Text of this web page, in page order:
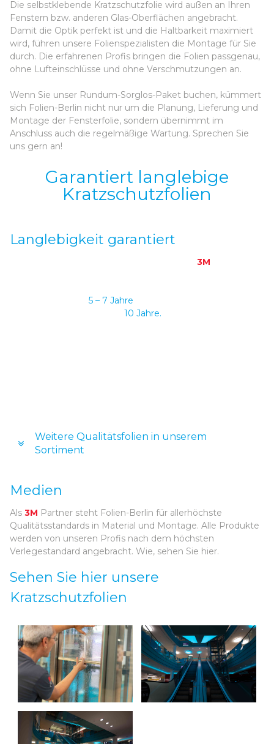
Die selbstklebende Kratzschutzfolie wird außen an Ihren
Fenstern bzw. anderen Glas-Oberflächen angebracht.
Damit die Optik perfekt ist und die Haltbarkeit maximiert
wird, führen unsere Folienspezialisten die Montage für Sie
durch. Die erfahrenen Profis bringen die Folien passgenau,
ohne Lufteinschlüsse und ohne Verschmutzungen an.
Wenn Sie unser Rundum-Sorglos-Paket buchen, kümmert
sich Folien-Berlin nicht nur um die Planung, Lieferung und
Montage der Fensterfolie, sondern übernimmt im
Anschluss auch die regelmäßige Wartung. Sprechen Sie
uns gern an!
Garantiert langlebige
Kratzschutzfolien
Langlebigkeit garantiert
3M
5 – 7 Jahre
10 Jahre.
Weitere Qualitätsfolien in unserem
Sortiment
Medien
Als 3M Partner steht Folien-Berlin für allerhöchste
Qualitätsstandards in Material und Montage. Alle Produkte
werden von unseren Profis nach dem höchsten
Verlegestandard angebracht. Wie, sehen Sie hier.
Sehen Sie hier unsere
Kratzschutzfolien